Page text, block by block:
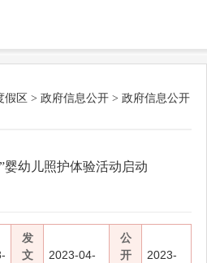
假区 > 政府信息公开 > 政府信息公开
婴幼儿照护体验活动启动
发
文
2023-04-
公
开
2023-